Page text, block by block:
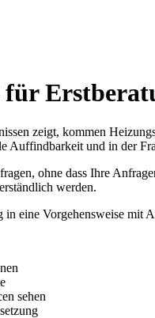
für
zeigt, kommen
und in der
ohne dass Ihre
werden.
eine Vorgehensweise mit
sehen